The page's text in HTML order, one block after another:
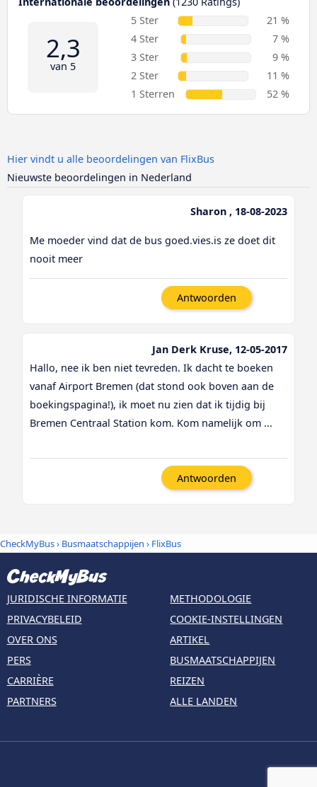
2,3
van 5
5 Ster
21 %
4 Ster
7 %
3 Ster
9 %
2 Ster
11 %
1 Sterren
52 %
Hier vindt u alle beoordelingen van FlixBus
Nieuwste beoordelingen in Nederland
Sharon , 18-08-2023
Me moeder vind dat de bus goed.vies.is ze doet dit
nooit meer
Antwoorden
Jan Derk Kruse, 12-05-2017
Hallo, nee ik ben niet tevreden. Ik dacht te boeken
vanaf Airport Bremen (dat stond ook boven aan de
boekingspagina!), ik moet nu zien dat ik tijdig bij
Bremen Centraal Station kom. Kom namelijk om ...
Antwoorden
CheckMyBus› Busmaatschappijen › FlixBus
JURIDISCHE INFORMATIE
PRIVACYBELEID
OVER ONS
PERS
CARRIÈRE
PARTNERS
METHODOLOGIE
COOKIE-INSTELLINGEN
ARTIKEL
BUSMAATSCHAPPIJEN
REIZEN
ALLE LANDEN